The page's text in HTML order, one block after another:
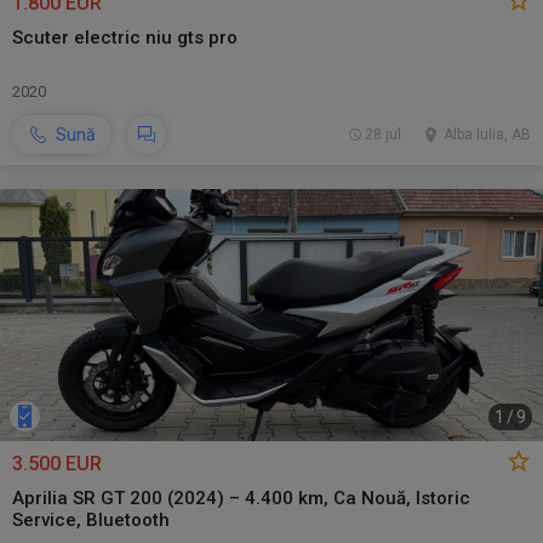
Scuter electric niu gts pro
2020
Sună Alba Iulia, AB
28 jul.
1 / 9
3.500 EUR
Aprilia SR GT 200 (2024) – 4.400 km, Ca Nouă, Istoric
Service, Bluetooth